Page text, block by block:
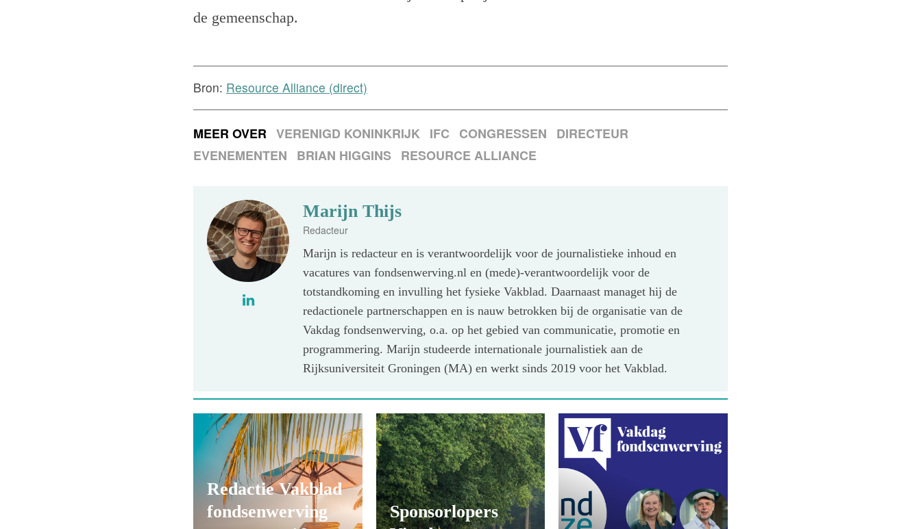
de gemeenschap.
Bron: Resource Alliance (direct)
MEER OVER VERENIGD KONINKRIJK IFC CONGRESSEN
DIRECTEUR
EVENEMENTEN
BRIAN HIGGINS RESOURCE ALLIANCE
Marijn Thijs
Redacteur
Marijn is redacteur en is verantwoordelijk voor de journalistieke inhoud en
vacatures van fondsenwerving.nl en (mede)-verantwoordelijk voor de
totstandkoming en invulling het fysieke Vakblad. Daarnaast managet hij de
redactionele partnerschappen en is nauw betrokken bij de organisatie van de
Vakdag fondsenwerving, o.a. op het gebied van communicatie, promotie en
programmering. Marijn studeerde internationale journalistiek aan de
Rijksuniversiteit Groningen (MA) en werkt sinds 2019 voor het Vakblad.
Redactie Vakblad
fondsenwerving
Sponsorlopers